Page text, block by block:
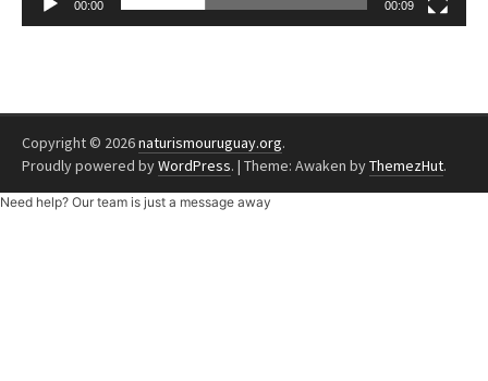
00:00 00:09
Copyright © 2026naturismouruguay.org.
Proudly powered byWordPress. | Theme: Awaken byThemezHut.
Need help? Our team is just a message away